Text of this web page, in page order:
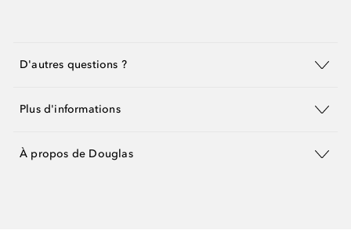
D'autres questions ?
Plus d'informations
À propos de Douglas